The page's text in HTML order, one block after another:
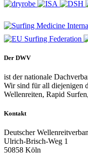
Der DWV
ist der nationale
Wir sind für all diejenigen
Wellenreiten, Rapid
Kontakt
Deutscher
Ulrich-Brisch-Weg 1
50858 Köln